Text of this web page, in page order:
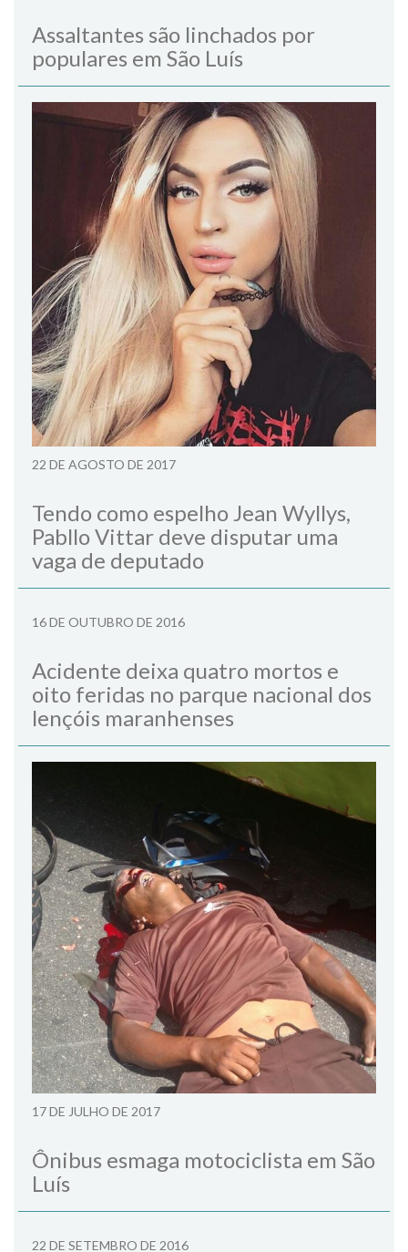
Assaltantes são linchados por
populares em São Luís
22 DE AGOSTO DE 2017
Tendo como espelho Jean Wyllys,
Pabllo Vittar deve disputar uma
vaga de deputado
16 DE OUTUBRO DE 2016
Acidente deixa quatro mortos e
oito feridas no parque nacional dos
lençóis maranhenses
17 DE JULHO DE 2017
Ônibus esmaga motociclista em São
Luís
22 DE SETEMBRO DE 2016